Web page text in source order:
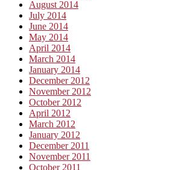
August 2014
July 2014
June 2014
May 2014
April 2014
March 2014
January 2014
December 2012
November 2012
October 2012
April 2012
March 2012
January 2012
December 2011
November 2011
October 2011